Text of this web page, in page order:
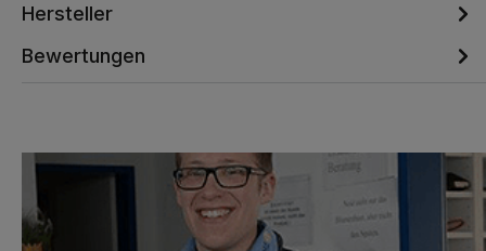
Hersteller
Bewertungen